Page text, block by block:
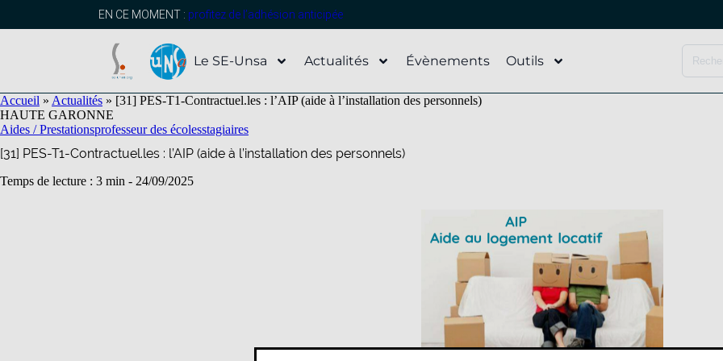
EN CE MOMENT : profitez de l’adhésion anticipée
Le SE-Unsa Actualités Évènements Outils
Accueil » Actualités » [31] PES-T1-Contractuel.les : l’AIP (aide à l’installation des personnels)
HAUTE GARONNE
Aides / Prestationsprofesseur des écolesstagiaires
[31] PES-T1-Contractuel.les : l’AIP (aide à l’installation des personnels)
Temps de lecture : 3 min - 24/09/2025